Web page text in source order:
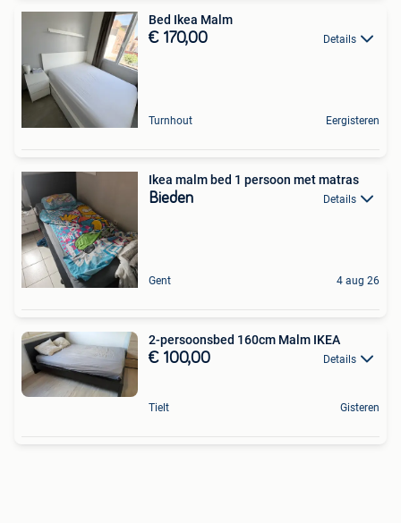
Bed Ikea Malm
€ 170,00 Details
Turnhout Eergisteren
Ikea malm bed 1 persoon met matras
Bieden Details
Gent 4 aug 26
2-persoonsbed 160cm Malm IKEA
€ 100,00 Details
Tielt Gisteren